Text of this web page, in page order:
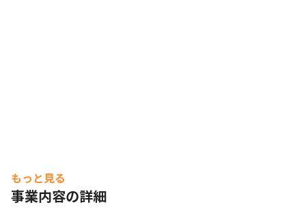
もっと見る
事業内容の詳細